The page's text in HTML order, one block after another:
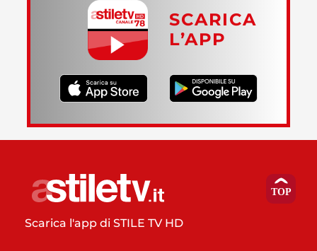
SCARICA
L’APP
Scarica l'app di STILE TV HD